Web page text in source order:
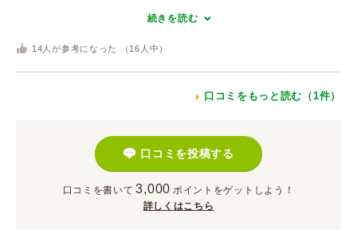
続きを読む
14 人が参考になった （ 16 人中）
口コミをもっと読む（1件）
口コミを投稿する
口コミを書いて 3,000 ポイント をゲットしよう！
詳しくはこちら